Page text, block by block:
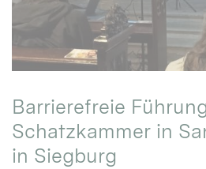
Barrierefreie
Schatzkammer in
in Siegburg